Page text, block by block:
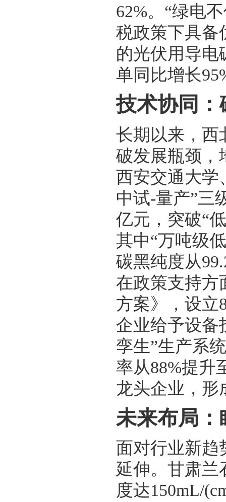
62%。“绿电
税政策下具备
的光伏用导电
单同比增长
技术协同：
长期以来，西
破发展瓶颈，
西安交通大学
中试-量产”三
亿元，突破“
其中“万吨级
碳黑纯度从
在政策支持方
方案》，设立
企业给予设备
孪生”生产系
率从88%提升
龙头企业，形
未来布局
面对行业新趋
延伸。甘肃兰
度达150mL/